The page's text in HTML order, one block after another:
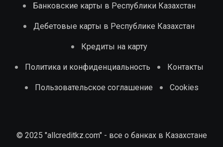
Банковские карты в Республики Казахстан
Дебетовые карты в Республике Казахстан
Кредиты на карту
Политика и конфиденциальность Контакты
Пользовательское соглашение Cookies
© 2025 "allcreditkz.com" - все о банках в Казахстане